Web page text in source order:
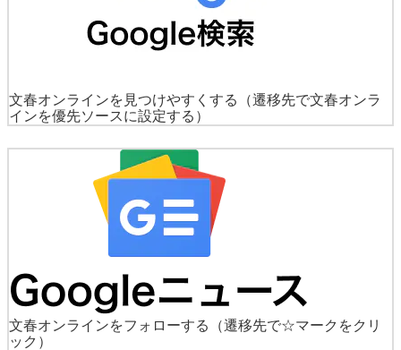
文春オンラインを見つけやすくする
（遷移先で文春オンラ
インを優先ソースに設定する）
文春オンラインをフォローする
（遷移先で☆マークをクリ
ック）